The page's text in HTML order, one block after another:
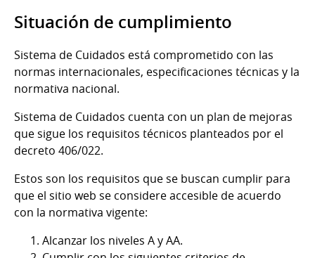
Situación de cumplimiento
Sistema de Cuidados está comprometido con las
normas internacionales, especificaciones técnicas y la
normativa nacional.
Sistema de Cuidados cuenta con un plan de mejoras
que sigue los requisitos técnicos planteados por el
decreto 406/022.
Estos son los requisitos que se buscan cumplir para
que el sitio web se considere accesible de acuerdo
con la normativa vigente:
Alcanzar los niveles A y AA.